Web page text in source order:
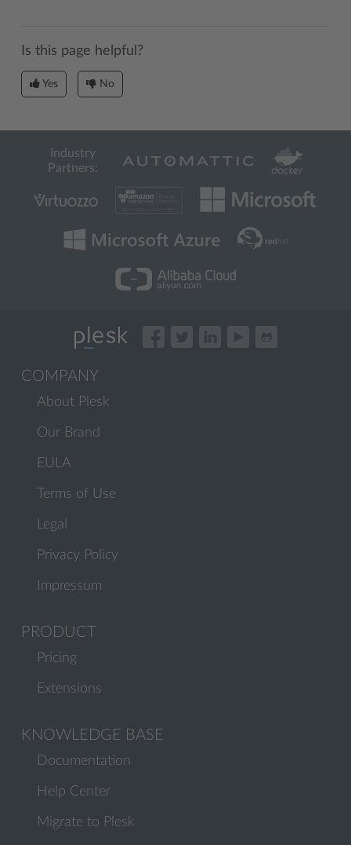
Is this page helpful?
Yes No
Industry
Partners:
COMPANY
About Plesk
Our Brand
EULA
Terms of Use
Legal
Privacy Policy
Impressum
PRODUCT
Pricing
Extensions
KNOWLEDGE BASE
Documentation
Help Center
Migrate to Plesk